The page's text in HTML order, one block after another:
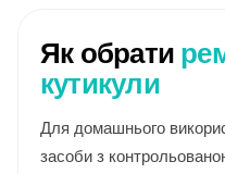
Як обрати
кутикули
Для домашнього
засоби з